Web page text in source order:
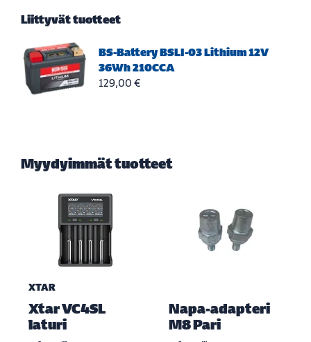
Liittyvät tuotteet
BS-Battery BSLI-03 Lithium 12V
36Wh 210CCA
129,00 €
Myydyimmät tuotteet
XTAR
Xtar VC4SL
laturi
Napa-adapteri
M8 Pari